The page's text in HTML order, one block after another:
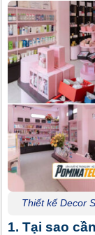
Thiết kế Decor
1. Tại sao